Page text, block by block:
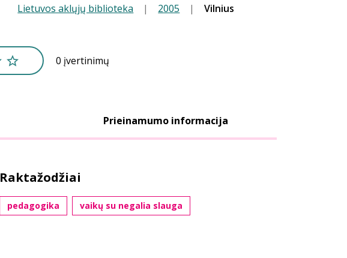
Lietuvos aklųjų biblioteka | 2005 | Vilnius
0 įvertinimų
Prieinamumo informacija
Raktažodžiai
pedagogika vaikų su negalia slauga